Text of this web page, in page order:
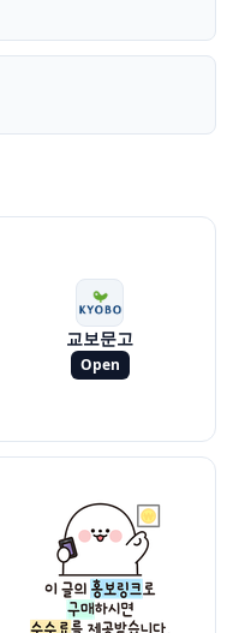
교보문고
Open